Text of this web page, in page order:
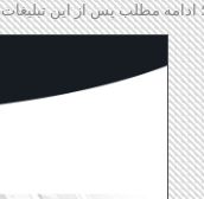
ادامه مطلب پس از این تبلیغات